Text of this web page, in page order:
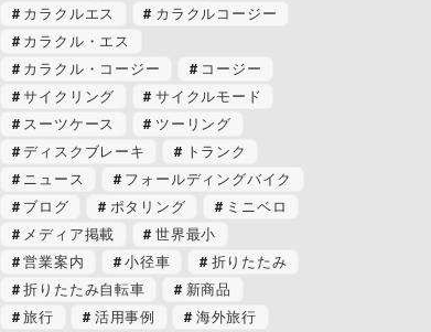
カラクルエス
カラクルコージー
カラクル・エス
カラクル・コージー
コージー
サイクリング
サイクルモード
スーツケース
ツーリング
ディスクブレーキ
トランク
ニュース
フォールディングバイク
ブログ
ポタリング
ミニベロ
メディア掲載
世界最小
営業案内
小径車
折りたたみ
折りたたみ自転車
新商品
旅行
活用事例 海外旅行